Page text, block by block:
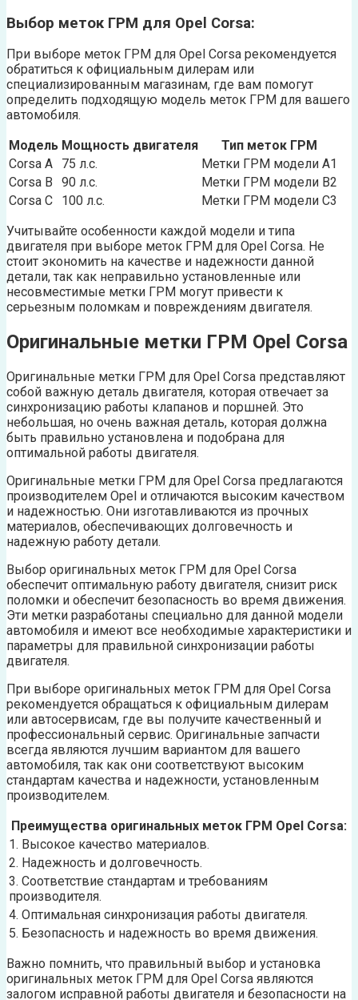
Выбор меток ГРМ для Opel Corsa:
При выборе меток ГРМ для Opel Corsa рекомендуется
обратиться к официальным дилерам или
специализированным магазинам, где вам помогут
определить подходящую модель меток ГРМ для вашего
автомобиля.
Модель Мощность двигателя
Тип меток ГРМ
Corsa A
75 л.с.
Метки ГРМ модели A1
Corsa B
90 л.с.
Метки ГРМ модели B2
Corsa C
100 л.с.
Метки ГРМ модели C3
Учитывайте особенности каждой модели и типа
двигателя при выборе меток ГРМ для Opel Corsa. Не
стоит экономить на качестве и надежности данной
детали, так как неправильно установленные или
несовместимые метки ГРМ могут привести к
серьезным поломкам и повреждениям двигателя.
Оригинальные метки ГРМ Opel Corsa
Оригинальные метки ГРМ для Opel Corsa представляют
собой важную деталь двигателя, которая отвечает за
синхронизацию работы клапанов и поршней. Это
небольшая, но очень важная деталь, которая должна
быть правильно установлена и подобрана для
оптимальной работы двигателя.
Оригинальные метки ГРМ для Opel Corsa предлагаются
производителем Opel и отличаются высоким качеством
и надежностью. Они изготавливаются из прочных
материалов, обеспечивающих долговечность и
надежную работу детали.
Выбор оригинальных меток ГРМ для Opel Corsa
обеспечит оптимальную работу двигателя, снизит риск
поломки и обеспечит безопасность во время движения.
Эти метки разработаны специально для данной модели
автомобиля и имеют все необходимые характеристики и
параметры для правильной синхронизации работы
двигателя.
При выборе оригинальных меток ГРМ для Opel Corsa
рекомендуется обращаться к официальным дилерам
или автосервисам, где вы получите качественный и
профессиональный сервис. Оригинальные запчасти
всегда являются лучшим вариантом для вашего
автомобиля, так как они соответствуют высоким
стандартам качества и надежности, установленным
производителем.
Преимущества оригинальных меток ГРМ Opel Corsa:
1. Высокое качество материалов.
2. Надежность и долговечность.
3. Соответствие стандартам и требованиям
производителя.
4. Оптимальная синхронизация работы двигателя.
5. Безопасность и надежность во время движения.
Важно помнить, что правильный выбор и установка
оригинальных меток ГРМ для Opel Corsa являются
залогом исправной работы двигателя и безопасности на